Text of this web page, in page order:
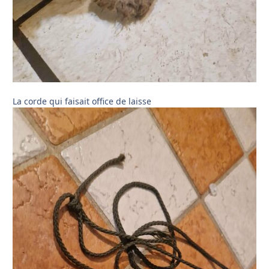
La corde qui faisait office de laisse